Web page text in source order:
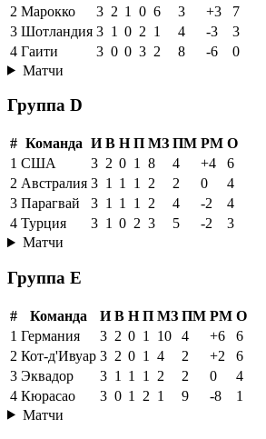
2 Марокко 3 2 1 0 6 3 +3
7
3 Шотландия 3 1 0 2 1 4 -3
3
4 Гаити 3 0 0 3 2 8 -6
0
Матчи
Группа D
# Команда И В Н П МЗ ПМ РМ О
1 США 3 2 0 1 8 4 +4
6
2 Австралия 3 1 1 1 2 2 0
4
3 Парагвай 3 1 1 1 2 4 -2
4
4 Турция 3 1 0 2 3 5 -2
3
Матчи
Группа E
# Команда И В Н П МЗ ПМ РМ О
1 Германия 3 2 0 1 10 4 +6
6
2 Кот-д'Ивуар 3 2 0 1 4 2 +2
6
3 Эквадор 3 1 1 1 2 2 0
4
4 Кюрасао 3 0 1 2 1 9 -8
1
Матчи